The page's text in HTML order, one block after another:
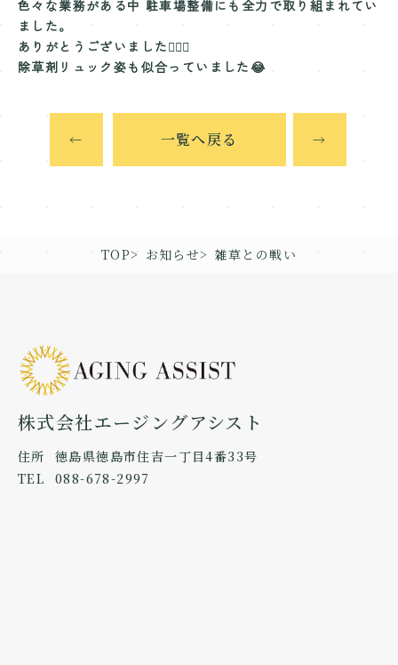
色々な業務がある中 駐車場整備にも全力で取り組まれてい
ました。
ありがとうございました🙇🏻‍♀️
除草剤リュック姿も似合っていました😂
← 一覧へ戻る →
TOP お知らせ 雑草との戦い
株式会社エージングアシスト
住所
徳島県徳島市住吉一丁目4番33号
TEL
088-678-2997